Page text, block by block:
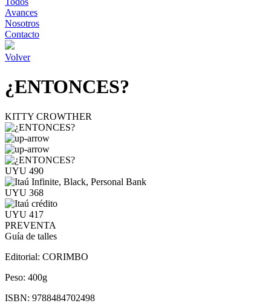
Avances
Nosotros
Contacto
Volver
¿ENTONCES?
KITTY CROWTHER
UYU 490
UYU 368
UYU 417
PREVENTA
Guía de talles
Editorial: CORIMBO
Peso: 400g
ISBN: 9788484702498